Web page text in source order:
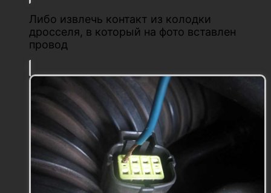
Либо извлечь контакт из колодки
дросселя, в который на фото вставлен
провод